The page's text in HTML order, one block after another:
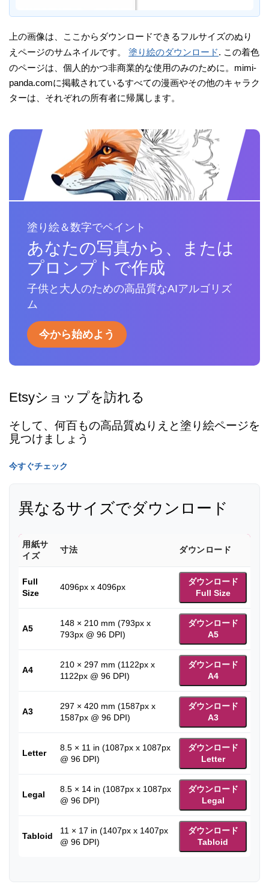
上の画像は、ここからダウンロードできるフルサイズのぬり
えページのサムネイルです。 塗り絵のダウンロード. この着色
のページは、個人的かつ非商業的な使用のみのために。mimi-
panda.comに掲載されているすべての漫画やその他のキャラク
ターは、それぞれの所有者に帰属します。
塗り絵＆数字でペイント
あなたの写真から、または
プロンプトで作成
子供と大人のための高品質なAIアルゴリズ
ム
今から始めよう
Etsyショップを訪れる
そして、何百もの高品質ぬりえと塗り絵ページを
見つけましょう
今すぐチェック
異なるサイズでダウンロード
用紙サ
イズ
寸法 ダウンロード
Full
Size
4096px x 4096px
ダウンロード
Full Size
A5
148 × 210 mm (793px x
793px @ 96 DPI)
ダウンロード
A5
A4
210 × 297 mm (1122px x
1122px @ 96 DPI)
ダウンロード
A4
A3
297 × 420 mm (1587px x
1587px @ 96 DPI)
ダウンロード
A3
Letter
8.5 × 11 in (1087px x 1087px
@ 96 DPI)
ダウンロード
Letter
Legal
8.5 × 14 in (1087px x 1087px
@ 96 DPI)
ダウンロード
Legal
Tabloid
11 × 17 in (1407px x 1407px
@ 96 DPI)
ダウンロード
Tabloid